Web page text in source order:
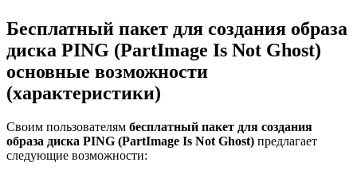
Бесплатный пакет для создания образа
диска PING (PartImage Is Not Ghost)
основные возможности
(характеристики)
Своим пользователям бесплатный пакет для создания
образа диска PING (PartImage Is Not Ghost) предлагает
следующие возможности: